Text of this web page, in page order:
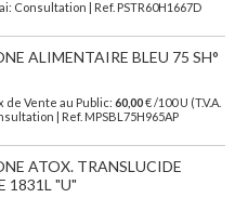
Consultation | Ref. PSTR60H1667D
ALIMENTAIRE BLEU 75 SH°
de Vente au Public: 60,00€ /100 U (T.V.A.
| Ref. MPSBL75H965AP
ATOX. TRANSLUCIDE
1831L "U"